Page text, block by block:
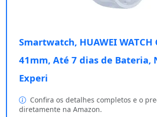
Smartwatch, HUAWEI WATCH
41mm, Até 7 dias de Bateria,
Experi
Confira os detalhes completos e o
diretamente na Amazon.